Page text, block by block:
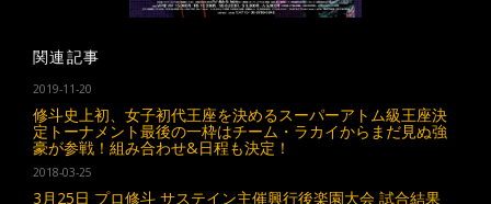
関連記事
2019-11-20
修斗史上初、女子初代王座を決めるスーパーアトム級王座決
定トーナメント最後の一枠はチーム・ラカイからまだ見ぬ強
豪が参戦！組み合わせ&日程も決定！
2018-03-25
3月25日 プロ修斗 サステイン主催興行後楽園大会 試合結果